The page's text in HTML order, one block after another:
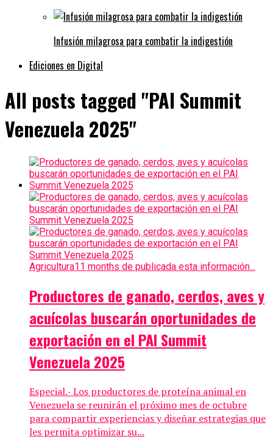
Infusión milagrosa para combatir la indigestión
Ediciones en Digital
All posts tagged "PAI Summit
Venezuela 2025"
Agricultura11 months de publicada esta información...
Productores de ganado, cerdos, aves y
acuícolas buscarán oportunidades de
exportación en el PAI Summit
Venezuela 2025
Especial.- Los productores de proteína animal en
Venezuela se reunirán el próximo mes de octubre
para compartir experiencias y diseñar estrategias que
les permita optimizar su...